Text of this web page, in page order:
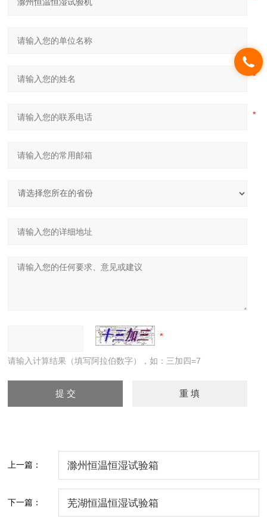
请输入计算结果（填写阿拉伯数字），如：三加四=7
上一篇： 滁州恒温恒湿试验箱
下一篇： 芜湖恒温恒湿试验箱